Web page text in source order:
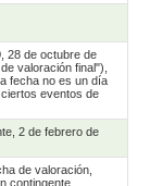
28 de octubre de
valoración final"),
fecha no es un día
eventos de
2 de febrero de
de valoración,
contingente